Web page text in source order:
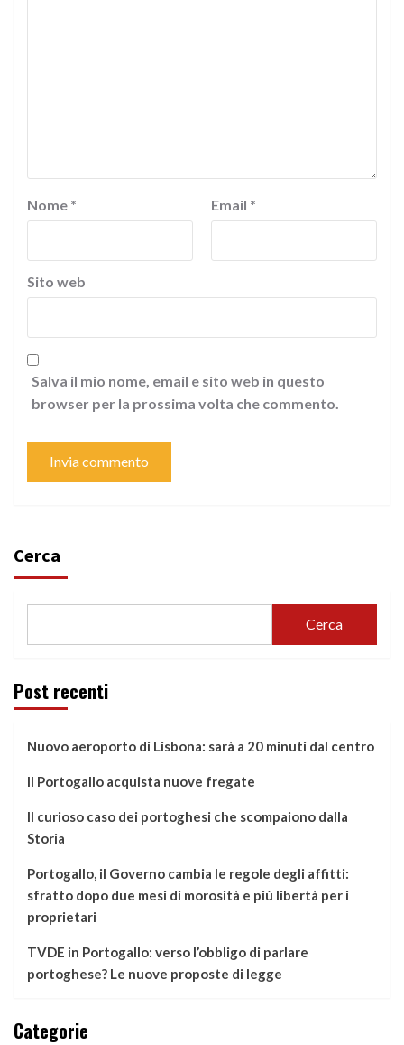
Nome * Email *
Sito web
Salva il mio nome, email e sito web in questo
browser per la prossima volta che commento.
Cerca
Cerca
Post recenti
Nuovo aeroporto di Lisbona: sarà a 20 minuti dal centro
Il Portogallo acquista nuove fregate
Il curioso caso dei portoghesi che scompaiono dalla
Storia
Portogallo, il Governo cambia le regole degli affitti:
sfratto dopo due mesi di morosità e più libertà per i
proprietari
TVDE in Portogallo: verso l’obbligo di parlare
portoghese? Le nuove proposte di legge
Categorie